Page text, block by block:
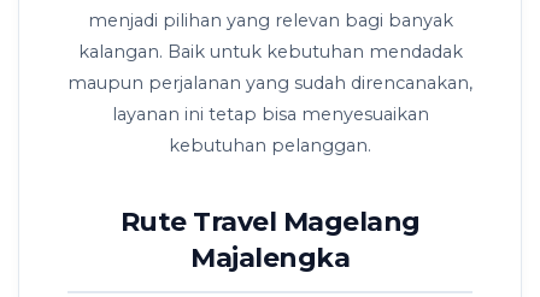
menjadi pilihan yang relevan bagi banyak
kalangan. Baik untuk kebutuhan mendadak
maupun perjalanan yang sudah direncanakan,
layanan ini tetap bisa menyesuaikan
kebutuhan pelanggan.
Rute Travel Magelang
Majalengka